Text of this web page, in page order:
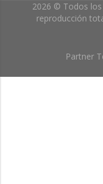
2026 © Todos
reproducción
Partner